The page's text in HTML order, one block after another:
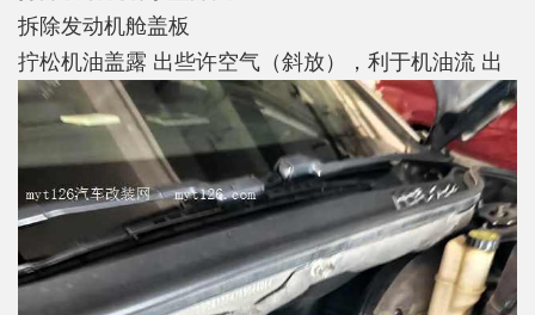
拆除发动机舱盖板
拧松机油盖露 出些许空气（斜放），利于机油流 出